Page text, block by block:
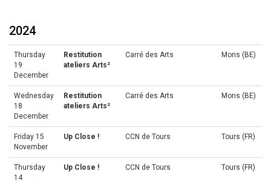
2024
Thursday
19
December
Restitution
ateliers Arts²
Carré des Arts Mons (BE)
Wednesday
18
December
Restitution
ateliers Arts²
Carré des Arts Mons (BE)
Friday 15
November
Up Close ! CCN de Tours Tours (FR)
Thursday
14
Up Close ! CCN de Tours Tours (FR)